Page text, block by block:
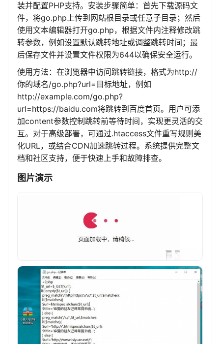
装并配置PHP支持。安装步骤简单：首先下载源码文
件，将go.php上传到网站根目录或任意子目录；然后
使用文本编辑器打开go.php，根据文件内注释修改跳
转参数，例如设置默认跳转地址或调整跳转时间；最
后保存文件并设置文件权限为644以确保安全运行。
使用方法：在浏览器中访问跳转链接，格式为http://
你的域名/go.php?url=目标地址，例如
http://example.com/go.php?
url=https://baidu.com将跳转到百度首页。用户可添
加content参数控制跳转前等待时间，实现更灵活的交
互。对于高级部署，可通过.htaccess文件重写规则美
化URL，或结合CDN加速跳转过程。系统提供完整文
档和社区支持，便于快速上手和故障排查。
图片演示